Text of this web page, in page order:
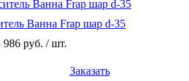
Ванна Frap шар d-35
986 руб. / шт.
Заказать